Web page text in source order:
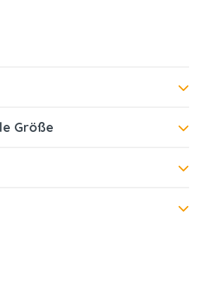
Größe